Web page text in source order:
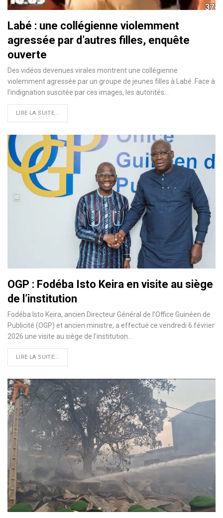
Labé : une collégienne violemment
agressée par d’autres filles, enquête
ouverte
Des vidéos devenues virales montrent une collégienne
violemment agressée par un groupe de jeunes filles à Labé. Face à
l’indignation suscitée par ces images, les autorités…
LIRE LA SUITE...
OGP : Fodéba Isto Keira en visite au siège
de l’institution
Fodéba Isto Keira, ancien Directeur Général de l’Office Guinéen de
Publicité (OGP) et ancien ministre, a effectué ce vendredi 6 février
2026 une visite au siège de l’institution…
LIRE LA SUITE...